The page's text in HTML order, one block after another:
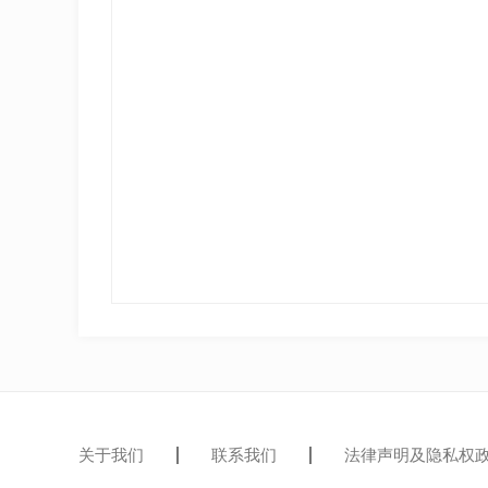
关于我们 联系我们 法律声明及隐私权